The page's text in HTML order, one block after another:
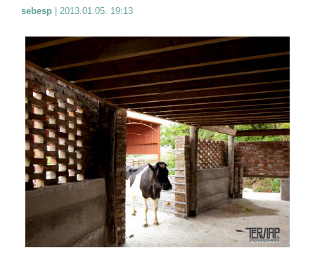
sebesp 2013.01.05. 19:13